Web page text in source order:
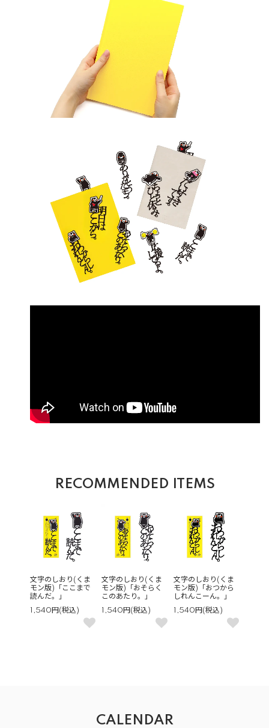
RECOMMENDED ITEMS
文字のしおり(くま
モン版)「ここまで
読んだ。」
1,540円(税込)
文字のしおり(くま
モン版)「おそらく
このあたり。」
1,540円(税込)
文字のしおり(くま
モン版)「おつから
しれんこーん。」
1,540円(税込)
CALENDAR